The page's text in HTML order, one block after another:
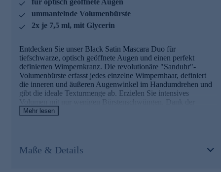
Natürliche Wachsesorgen für Geschmeidigkeit und
unterstützen Wimpernelastizität.
Gleich heute noch online bestellen.
ummantelnde Volumenbürste
2x je 7,5 ml, mit Glycerin
Entdecken Sie unser Black Satin Mascara Duo für
tiefschwarze, optisch geöffnete Augen und einen perfekt
definierten Wimpernkranz. Die revolutionäre "Sanduhr"-
Volumenbürste erfasst jedes einzelne Wimpernhaar, definiert
die inneren und äußeren Augenwinkel im Handumdrehen und
gibt die ideale Texturmenge ab. Erzielen Sie intensives
Volumen mit nur wenigen Bürstenschwüngen. Dank der
Wölbung sorgt die Bürste sogar bei kurzen, geraden Wimpern
intensivieren - ohne Klumpenbildung, Fliegenbeine oder
Verwischen. Erschaffen Sie dramatische Looks, so mühelos
Mehr lesen
Maße & Details